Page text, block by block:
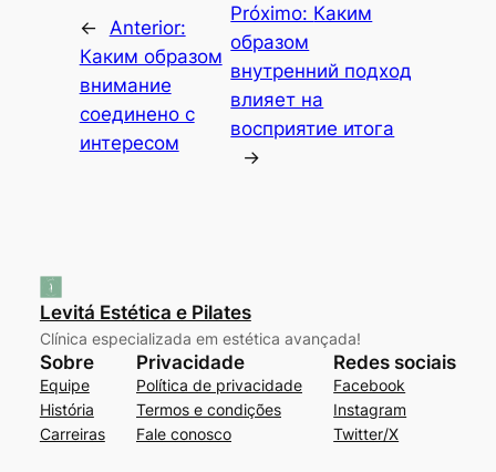
←
Anterior:
Каким образом
внимание
соединено с
интересом
Próximo: Каким
образом
внутренний подход
влияет на
восприятие итога
→
Levitá Estética e Pilates
Clínica especializada em estética avançada!
Sobre
Equipe
História
Carreiras
Privacidade
Política de privacidade
Termos e condições
Fale conosco
Redes sociais
Facebook
Instagram
Twitter/X